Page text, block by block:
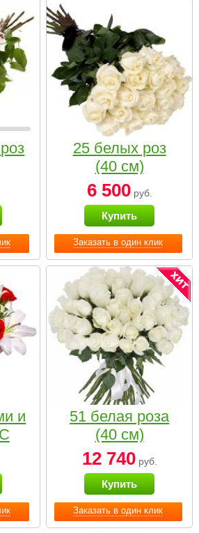
Заказать в один клик
25 белых роз
(40 см)
6 500руб.
Купить
и
Заказать в один клик
51 белая роза
(40 см)
12 740руб.
Купить